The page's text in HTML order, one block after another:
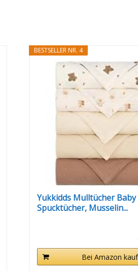
BESTSELLER NR. 4
Yukkidds Mulltücher Baby
Spucktücher, Musselin...
Bei Amazon